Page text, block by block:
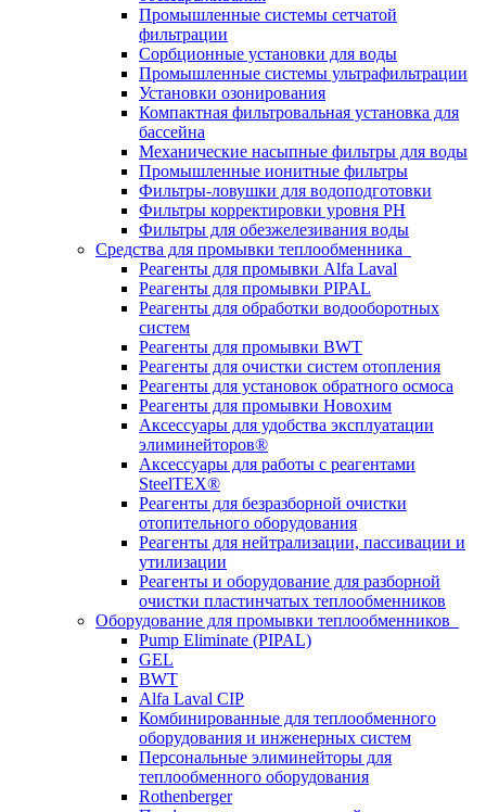
Промышленные системы сетчатой
фильтрации
Сорбционные установки для воды
Промышленные системы ультрафильтрации
Установки озонирования
Компактная фильтровальная установка для
бассейна
Механические насыпные фильтры для воды
Промышленные ионитные фильтры
Фильтры-ловушки для водоподготовки
Фильтры корректировки уровня PH
Фильтры для обезжелезивания воды
Средства для промывки теплообменника
Реагенты для промывки Alfa Laval
Реагенты для промывки PIPAL
Реагенты для обработки водооборотных
систем
Реагенты для промывки BWT
Реагенты для очистки систем отопления
Реагенты для установок обратного осмоса
Реагенты для промывки Новохим
Аксессуары для удобства эксплуатации
элиминейторов®
Аксессуары для работы с реагентами
SteelTEX®
Реагенты для безразборной очистки
отопительного оборудования
Реагенты для нейтрализации, пассивации и
утилизации
Реагенты и оборудование для разборной
очистки пластинчатых теплообменников
Оборудование для промывки теплообменников
Pump Eliminate (PIPAL)
GEL
BWT
Alfa Laval CIP
Комбинированные для теплообменного
оборудования и инженерных систем
Персональные элиминейторы для
теплообменного оборудования
Rothenberger